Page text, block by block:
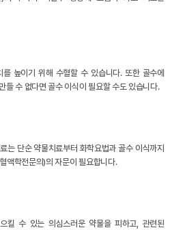
높이기 위해 수혈할 수 있습니다. 또한 골수에
들 수 없다면 골수 이식이 필요할 수도 있습니다.
는 단순 약물치료부터 화학요법과 골수 이식까지
액학전문의)의 자문이 필요합니다.
킬 수 있는 의심스러운 약물을 피하고, 관련된